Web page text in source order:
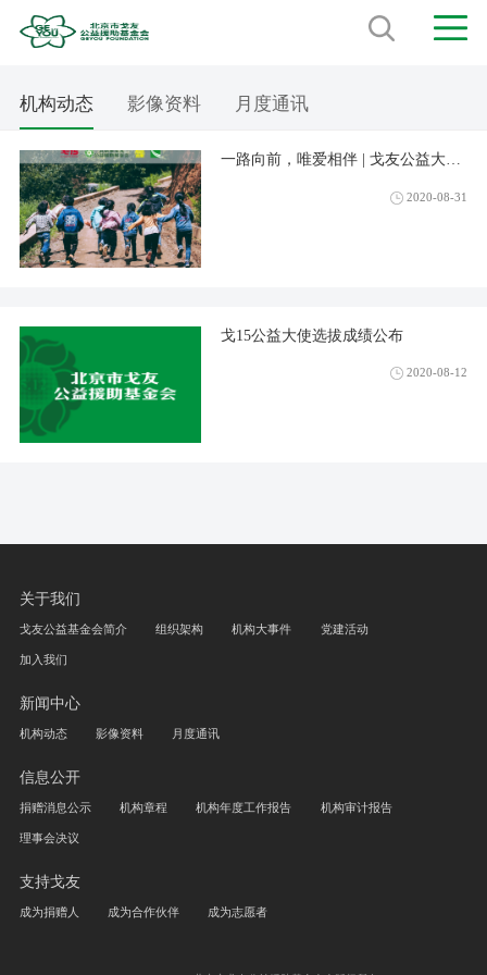
机构动态 影像资料 月度通讯
一路向前，唯爱相伴 | 戈友公益大使
2020-08-31
戈15公益大使选拔成绩公布
2020-08-12
关于我们
戈友公益基金会简介 组织架构 机构大事件 党建活动
加入我们
新闻中心
机构动态 影像资料 月度通讯
信息公开
捐赠消息公示 机构章程 机构年度工作报告 机构审计报告
理事会决议
支持戈友
成为捐赠人 成为合作伙伴 成为志愿者